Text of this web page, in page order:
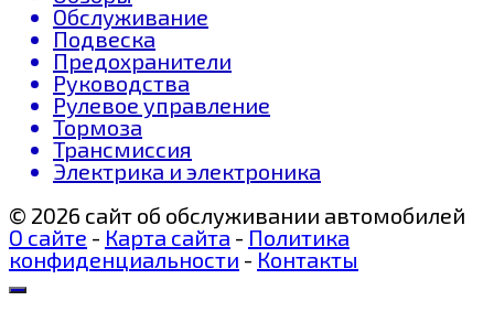
Обслуживание
Подвеска
Предохранители
Руководства
Рулевое управление
Тормоза
Трансмиссия
Электрика и электроника
© 2026 сайт об обслуживании автомобилей
О сайте - Карта сайта - Политика
конфиденциальности - Контакты